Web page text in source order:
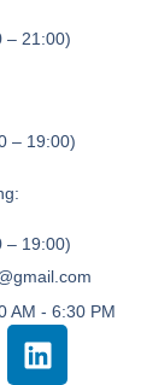
– 21:00)
– 19:00)
– 19:00)
AM - 6:30 PM